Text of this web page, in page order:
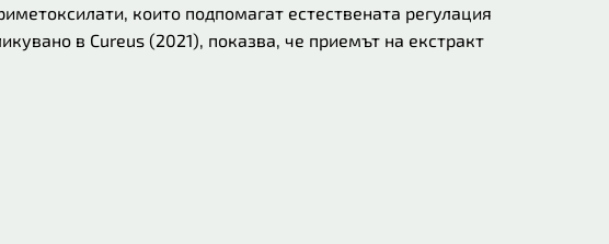
които подпомагат естествената регулация
в Cureus (2021), показва, че приемът на екстракт